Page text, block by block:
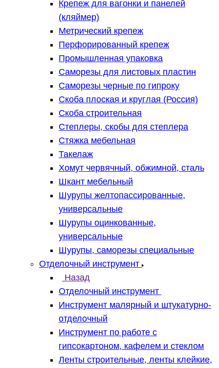
Крепеж для вагонки и панелей
(кляймер)
Метрический крепеж
Перфорированный крепеж
Промышленная упаковка
Саморезы для листовых пластин
Саморезы черные по гипроку
Скоба плоская и круглая (Россия)
Скоба строительная
Степлеры, скобы для степлера
Стяжка мебельная
Такелаж
Хомут червячный, обжимной, сталь
Шкант мебельный
Шурупы желтопассированные,
универсальные
Шурупы оцинкованные,
универсальные
Шурупы, саморезы специальные
Отделочный инструмент
Назад
Отделочный инструмент
Инструмент малярный и штукатурно-
отделочный
Инструмент по работе с
гипсокартоном, кафелем и стеклом
Ленты строительные, ленты клейкие,